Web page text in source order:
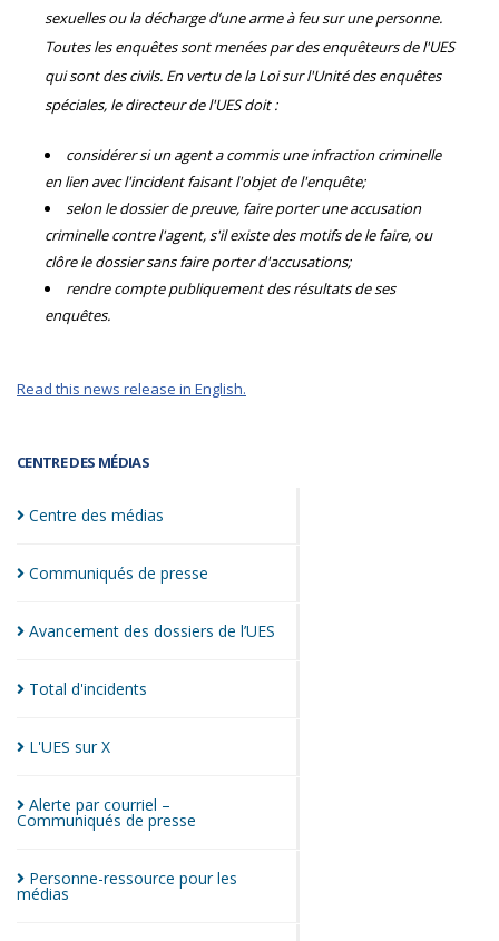
CENTRE DES MÉDIAS
Centre des médias
Communiqués de presse
Avancement des dossiers de l’UES
Total d'incidents
L'UES surX
Alerte par courriel –
Communiqués de presse
Personne-ressource pour les
médias
sexuelles ou la décharge d’une arme à feu sur une personne.
Toutes les enquêtes sont menées par des enquêteurs de l'UES
qui sont des civils. En vertu de la Loi sur l'Unité des enquêtes
spéciales, le directeur de l'UES doit :
considérer si un agent a commis une infraction criminelle
en lien avec l'incident faisant l'objet de l'enquête;
selon le dossier de preuve, faire porter une accusation
criminelle contre l'agent, s'il existe des motifs de le faire, ou
clôre le dossier sans faire porter d'accusations;
rendre compte publiquement des résultats de ses
enquêtes.
Read this news release in English.